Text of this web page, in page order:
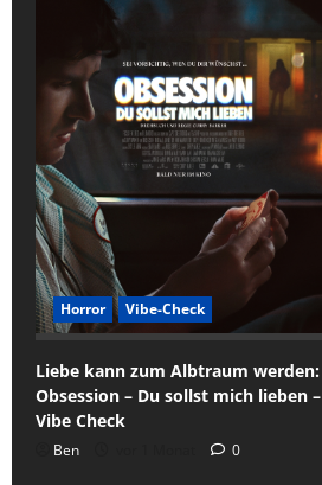
Horror Vibe-Check
Liebe kann zum Albtraum werden:
Obsession – Du sollst mich lieben –
Vibe Check
Ben 0